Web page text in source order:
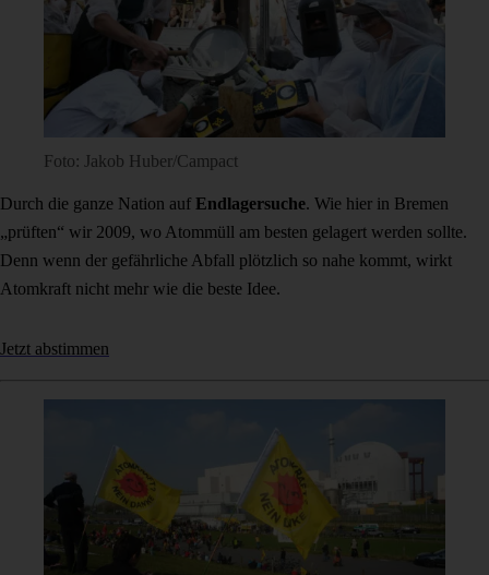
Foto: Jakob Huber/Campact
Durch die ganze Nation auf Endlagersuche. Wie hier in Bremen
„prüften“ wir 2009, wo Atommüll am besten gelagert werden sollte.
Denn wenn der gefährliche Abfall plötzlich so nahe kommt, wirkt
Atomkraft nicht mehr wie die beste Idee.
Jetzt abstimmen